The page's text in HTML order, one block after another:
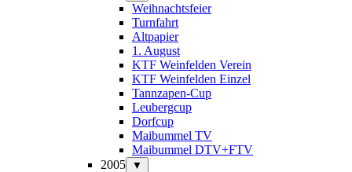
Weihnachtsfeier
Turnfahrt
Altpapier
1. August
KTF Weinfelden Verein
KTF Weinfelden Einzel
Tannzapen-Cup
Leubergcup
Dorfcup
Maibummel TV
Maibummel DTV+FTV
2005
▼